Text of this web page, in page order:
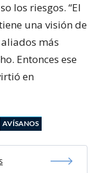
los riesgos. “El
una visión de
más
Entonces ese
en
AVÍSANOS